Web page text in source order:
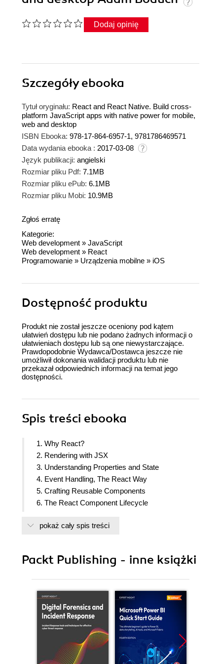
Dodaj opinię
Szczegółyebooka
Tytuł oryginału: React and React Native. Build cross-
platform JavaScript apps with native power for mobile,
web and desktop
ISBN Ebooka: 978-17-864-6957-1, 9781786469571
Data wydania ebooka : 2017-03-08
Język publikacji: angielski
Rozmiar pliku Pdf: 7.1MB
Rozmiar pliku ePub: 6.1MB
Rozmiar pliku Mobi: 10.9MB
Zgłoś erratę
Kategorie:
Web development » JavaScript
Web development » React
Programowanie » Urządzenia mobilne » iOS
Dostępność produktu
Produkt nie został jeszcze oceniony pod kątem
ułatwień dostępu lub nie podano żadnych informacji o
ułatwieniach dostępu lub są one niewystarczające.
Prawdopodobnie Wydawca/Dostawca jeszcze nie
umożliwił dokonania walidacji produktu lub nie
przekazał odpowiednich informacji na temat jego
dostępności.
Spis treści ebooka
1. Why React?
2. Rendering with JSX
3. Understanding Properties and State
4. Event Handling, The React Way
5. Crafting Reusable Components
6. The React Component Lifecycle
8. Extending Components using Inheritance and
10. Server-side React Components
13. Kickstarting React Native Projects
14. Building Responsive Layouts with Flexbox
15. Navigating Between Screens
16. Rendering Item Lists
17. Showing Progress
18. Geolocation and Maps
pokaż cały spis treści
Packt Publishing - inne książki